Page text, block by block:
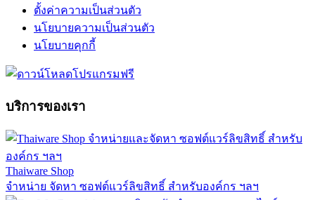
ตั้งค่าความเป็นส่วนตัว
นโยบายความเป็นส่วนตัว
นโยบายคุกกี้
บริการของเรา
Thaiware Shop
จำหน่าย จัดหา ซอฟต์แวร์ลิขสิทธิ์ สำหรับองค์กร ฯลฯ